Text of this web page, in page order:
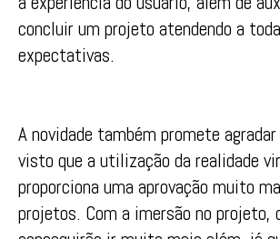
concluir um projeto atendendo a
expectativas.
A novidade também promete
visto que a utilização da realidade
proporciona uma aprovação muito
projetos. Com a imersão no projeto,